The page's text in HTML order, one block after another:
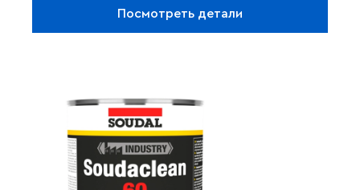
вида оконных рам, подоконников и садовой
мебели, не оставляя разводов.
Посмотреть детали